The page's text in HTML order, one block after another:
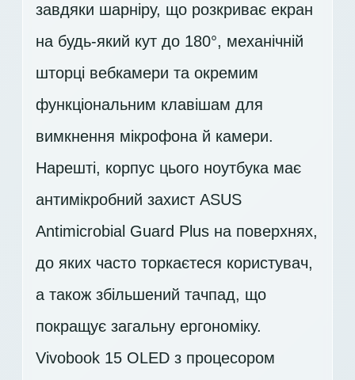
завдяки шарніру, що розкриває екран
на будь-який кут до 180°, механічній
шторці вебкамери та окремим
функціональним клавішам для
вимкнення мікрофона й камери.
Нарешті, корпус цього ноутбука має
антимікробний захист ASUS
Antimicrobial Guard Plus на поверхнях,
до яких часто торкаєтеся користувач,
а також збільшений тачпад, що
покращує загальну ергономіку.
Vivobook 15 OLED з процесором